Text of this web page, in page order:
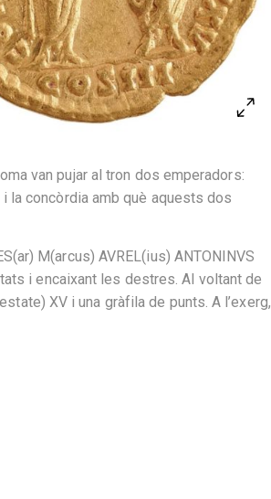
van pujar al tron dos emperadors:
la concòrdia amb què aquests dos
M(arcus) AVREL(ius) ANTONINVS
i encaixant les destres. Al voltant de
XV i una gràfila de punts. A l’exerg,